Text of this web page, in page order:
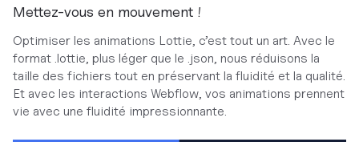
Mettez-vous en mouvement !
Optimiser les animations Lottie, c’est tout un art. Avec le
format .lottie, plus léger que le .json, nous réduisons la
taille des fichiers tout en préservant la fluidité et la qualité.
Et avec les interactions Webflow, vos animations prennent
vie avec une fluidité impressionnante.